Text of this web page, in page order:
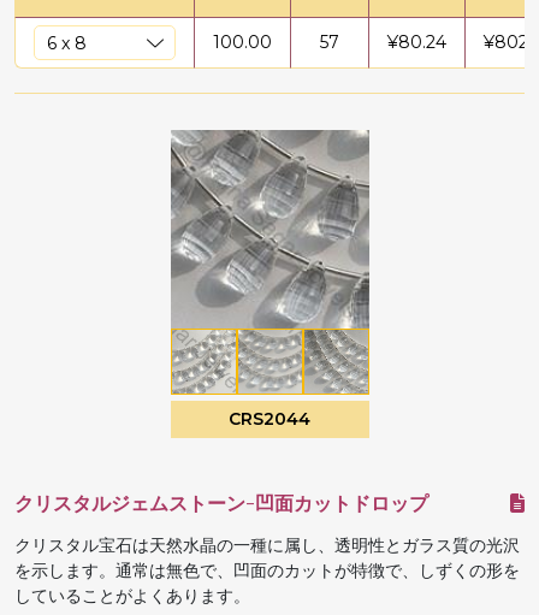
100.00 57 ¥80.24 ¥
CRS2044
クリスタルジェムストーン-凹面カットドロップ
クリスタル宝石は天然水晶の一種に属し、透明性とガラス質の光沢
を示します。通常は無色で、凹面のカットが特徴で、しずくの形を
していることがよくあります。